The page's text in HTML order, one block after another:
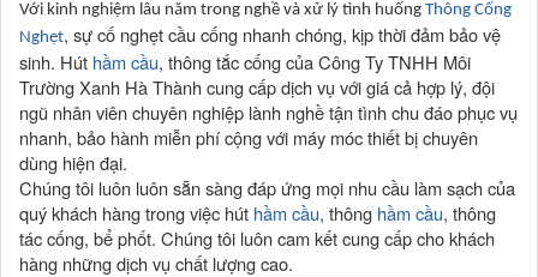
Với kinh nghiệm lâu năm trong nghề và xử lý tình huống Thông Cống
Nghẹt, sự cố nghẹt cầu cống nhanh chóng, kịp thời đảm bảo vệ
sinh. Hút hầm cầu, thông tắc cống của Công Ty TNHH Môi
Trường Xanh Hà Thành cung cấp dịch vụ với giá cả hợp lý, đội
ngũ nhân viên chuyên nghiệp lành nghề tận tình chu đáo phục vụ
nhanh, bảo hành miễn phí cộng với máy móc thiết bị chuyên
dùng hiện đại.
Chúng tôi luôn luôn sẵn sàng đáp ứng mọi nhu cầu làm sạch của
quý khách hàng trong việc hút hầm cầu, thông hầm cầu, thông
tác cống, bể phốt. Chúng tôi luôn cam kết cung cấp cho khách
hàng những dịch vụ chất lượng cao.